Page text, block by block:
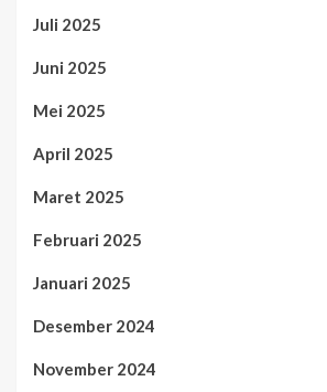
Juli 2025
Juni 2025
Mei 2025
April 2025
Maret 2025
Februari 2025
Januari 2025
Desember 2024
November 2024